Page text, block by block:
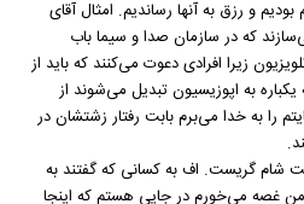
و رزق به آنها رساندیم. امثال آقای
که در سازمان صدا و سیما باب
زیرا افرادی دعوت می‌کنند که باید از
یکباره به اپوزیسیون تبدیل می‌شوند از
را به خدا می‌برم بابت رفتار زشتشان در
شام گریست. اف به کسانی که گفتند به
غصه می‌خورم در جایی هستم که اینجا